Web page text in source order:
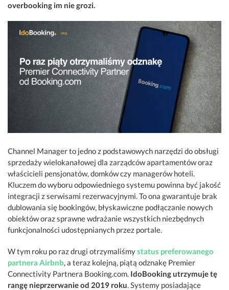
overbooking im nie grozi.
Channel Manager to jedno z podstawowych narzędzi do obsługi
sprzedaży wielokanałowej dla zarządców apartamentów oraz
właścicieli pensjonatów, domków czy managerów hoteli.
Kluczem do wyboru odpowiedniego systemu powinna być jakość
integracji z serwisami rezerwacyjnymi. To ona gwarantuje brak
dublowania się bookingów, błyskawiczne podłączanie nowych
obiektów oraz sprawne wdrażanie wszystkich niezbędnych
funkcjonalności udostępnianych przez portale.
W tym roku po raz drugi otrzymaliśmystatus preferowanego
partnera Airbnb, a teraz kolejną, piątą odznakę Premier
Connectivity Partnera Booking.com. IdoBooking utrzymuje tę
rangę nieprzerwanie od 2019 roku. Systemy posiadające